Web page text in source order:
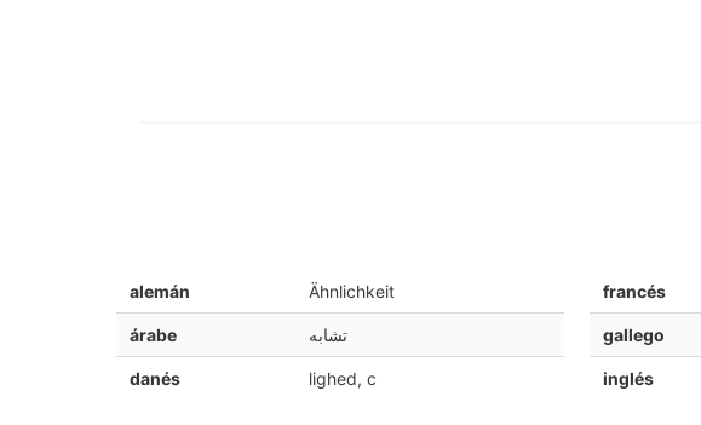
alemán Ähnlichkeit
árabe تشابه
danés lighed, c
francés
gallego
inglés